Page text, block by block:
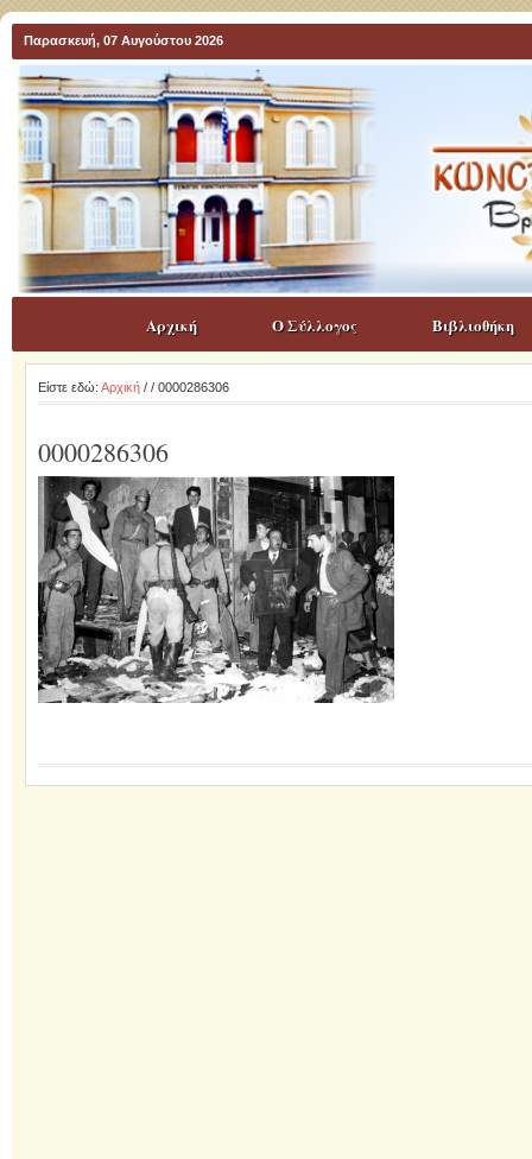
Παρασκευή, 07 Αυγούστου 2026
Αρχική Ο Σύλλογος Βιβλιοθήκη
Είστε εδώ: Αρχική/ / 0000286306
0000286306